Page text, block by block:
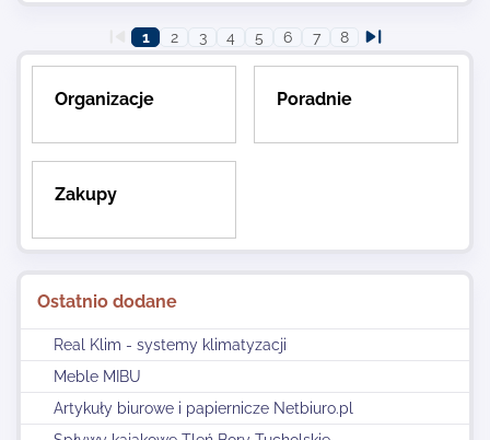
Ostatnio dodane
Real Klim - systemy klimatyzacji
Meble MIBU
Artykuły biurowe i papiernicze Netbiuro.pl
1 2 3 4 5 6 7 8
Organizacje Poradnie
Zakupy